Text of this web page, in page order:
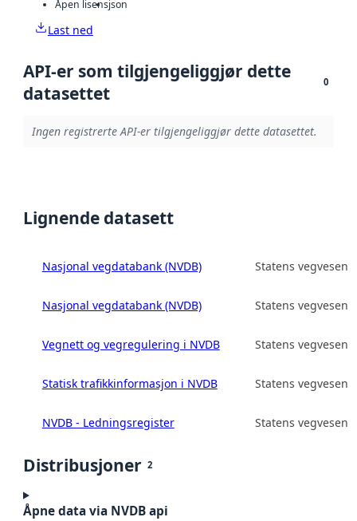
Åpen lisensjson
Last ned
API-er som tilgjengeliggjør dette
datasettet
0
Ingen registrerte API-er tilgjengeliggjør dette datasettet.
Lignende datasett
Nasjonal vegdatabank (NVDB) Statens vegvesen
Nasjonal vegdatabank (NVDB) Statens vegvesen
Vegnett og vegregulering i NVDB Statens vegvesen
Statisk trafikkinformasjon i NVDB Statens vegvesen
NVDB - Ledningsregister Statens vegvesen
Distribusjoner 2
Åpne data via NVDB api